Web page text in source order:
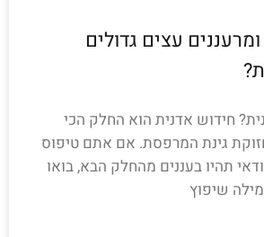
עצים גדולים
חידוש אדנית הוא החלק הכי
גינת המרפסת. אם אתם טיפוס
תהיו בעננים מהחלק הבא, בואו
שיפוץ